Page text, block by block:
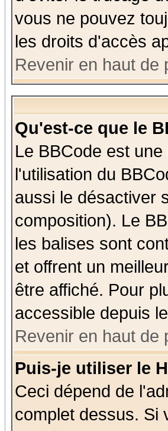
vous ne pouvez
les droits d'accès
Revenir en haut de
Qu'est-ce que le
Le BBCode est
l'utilisation du
aussi le désactiver
composition). Le
les balises sont
et offrent un
être affiché. Pour
accessible depuis
Revenir en haut de
Puis-je utiliser le
Ceci dépend de
complet dessus. Si